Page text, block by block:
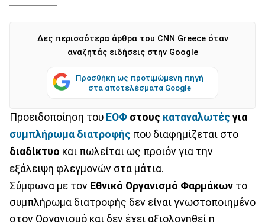
Δες περισσότερα άρθρα του CNN Greece όταν
αναζητάς ειδήσεις στην Google
Προσθήκη ως προτιμώμενη πηγή
στα αποτελέσματα Google
Προειδοποίηση του ΕΟΦ στους καταναλωτές για
συμπλήρωμα διατροφής που διαφημίζεται στο
διαδίκτυο και πωλείται ως προιόν για την
εξάλειψη φλεγμονών στα μάτια.
Σύμφωνα με τον Εθνικό Οργανισμό Φαρμάκων το
συμπλήρωμα διατροφής δεν είναι γνωστοποιημένο
στον Οργανισμό και δεν έχει αξιολογηθεί η